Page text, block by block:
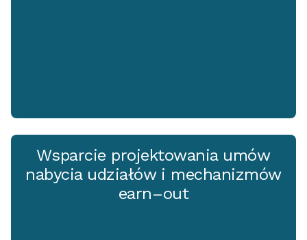
Wsparcie projektowania umów
nabycia udziałów i mechanizmów
earn–out